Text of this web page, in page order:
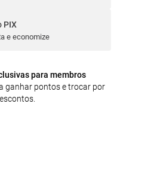
PIX
e economize
para membros
ganhar pontos e trocar por